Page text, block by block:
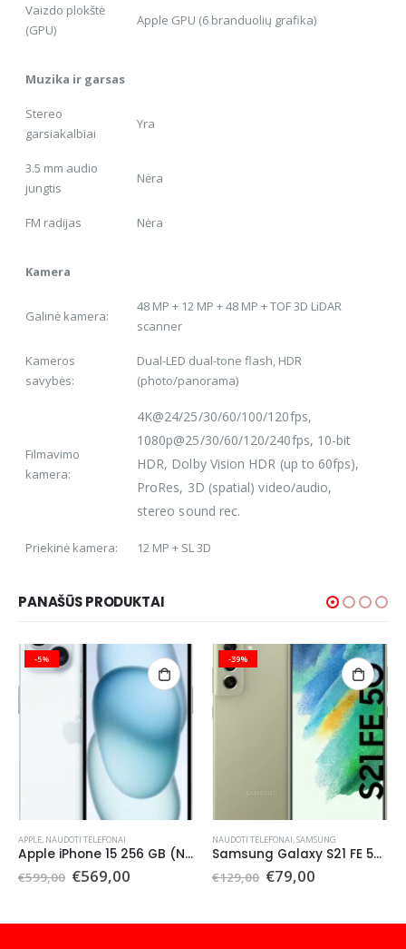
Vaizdo plokštė
(GPU)
Apple GPU (6 branduolių grafika)
Muzika ir garsas
Stereo
garsiakalbiai
Yra
3.5 mm audio
jungtis
Nėra
FM radijas Nėra
Kamera
Galinė kamera:
48 MP + 12 MP + 48 MP + TOF 3D LiDAR
scanner
Kameros
savybės:
Dual-LED dual-tone flash, HDR
(photo/panorama)
Filmavimo
kamera:
4K@24/25/30/60/100/120fps,
1080p@25/30/60/120/240fps, 10-bit
HDR, Dolby Vision HDR (up to 60fps),
ProRes, 3D (spatial) video/audio,
stereo sound rec.
Priekinė kamera: 12 MP + SL 3D
PANAŠŪS PRODUKTAI
-5%
APPLE, NAUDOTI TELEFONAI
Apple iPhone 15 256 GB (Naudotas)
€599,00 Original
€599,00.
€569,00Current
€569,00.
-39%
NAUDOTI TELEFONAI,SAMSUNG
Samsung Galaxy S21 FE 5G 128 GB (Naudotas)
€129,00 Original
price
€129,00.
€79,00Current
€79,00.